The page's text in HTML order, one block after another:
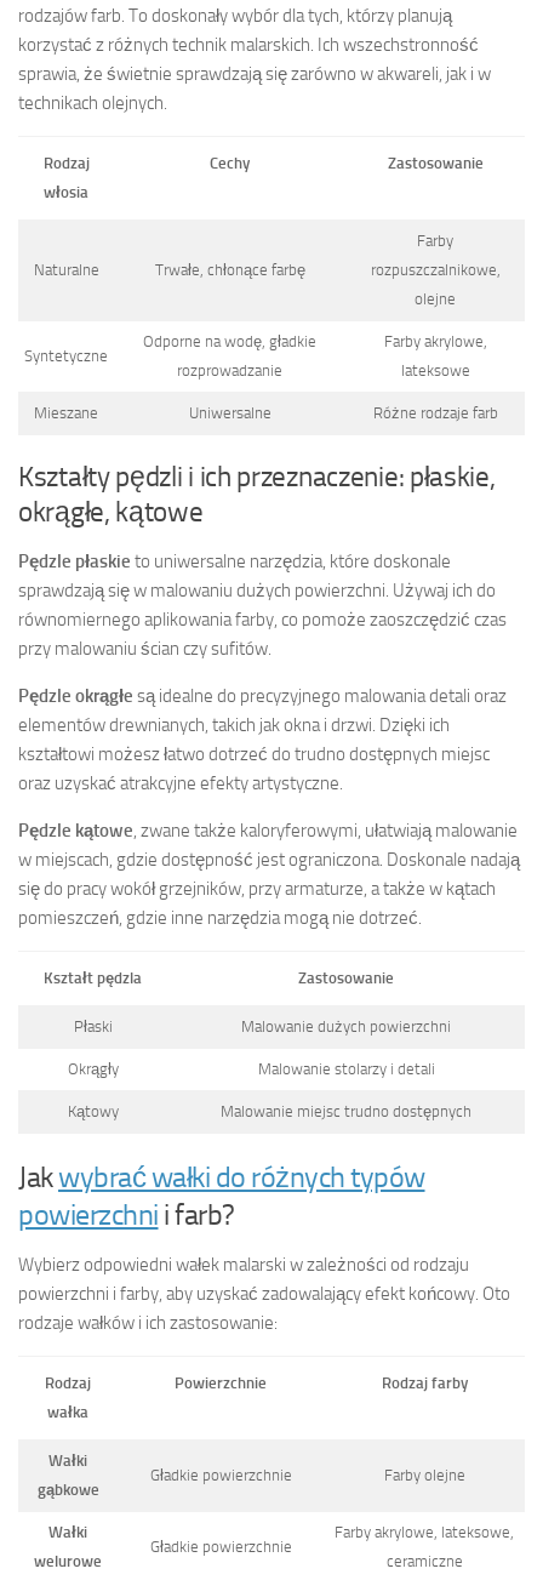
rodzajów farb. To doskonały wybór dla tych, którzy planują
korzystać z różnych technik malarskich. Ich wszechstronność
sprawia, że świetnie sprawdzają się zarówno w akwareli, jak i w
technikach olejnych.
Rodzaj
włosia
Cechy Zastosowanie
Naturalne Trwałe, chłonące farbę
Farby
rozpuszczalnikowe,
olejne
Syntetyczne
Odporne na wodę, gładkie
rozprowadzanie
Farby akrylowe,
lateksowe
Mieszane Uniwersalne Różne rodzaje farb
Kształty pędzli i ich przeznaczenie: płaskie,
okrągłe, kątowe
Pędzle płaskie to uniwersalne narzędzia, które doskonale
sprawdzają się w malowaniu dużych powierzchni. Używaj ich do
równomiernego aplikowania farby, co pomoże zaoszczędzić czas
przy malowaniu ścian czy sufitów.
Pędzle okrągłe są idealne do precyzyjnego malowania detali oraz
elementów drewnianych, takich jak okna i drzwi. Dzięki ich
kształtowi możesz łatwo dotrzeć do trudno dostępnych miejsc
oraz uzyskać atrakcyjne efekty artystyczne.
Pędzle kątowe, zwane także kaloryferowymi, ułatwiają malowanie
w miejscach, gdzie dostępność jest ograniczona. Doskonale nadają
się do pracy wokół grzejników, przy armaturze, a także w kątach
pomieszczeń, gdzie inne narzędzia mogą nie dotrzeć.
Kształt pędzla Zastosowanie
Płaski Malowanie dużych powierzchni
Okrągły Malowanie stolarzy i detali
Kątowy Malowanie miejsc trudno dostępnych
Jakwybrać wałki do różnych typów
powierzchni i farb?
Wybierz odpowiedni wałek malarski w zależności od rodzaju
powierzchni i farby, aby uzyskać zadowalający efekt końcowy. Oto
rodzaje wałków i ich zastosowanie:
Rodzaj
wałka
Powierzchnie Rodzaj farby
Wałki
gąbkowe
Gładkie powierzchnie Farby olejne
Wałki
welurowe
Gładkie powierzchnie
Farby akrylowe, lateksowe,
ceramiczne